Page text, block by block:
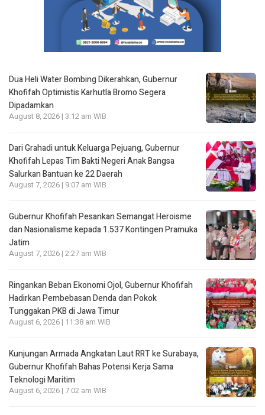
Dua Heli Water Bombing Dikerahkan, Gubernur
Khofifah Optimistis Karhutla Bromo Segera
Dipadamkan
August 8, 2026 | 3:12 am WIB
Dari Grahadi untuk Keluarga Pejuang, Gubernur
Khofifah Lepas Tim Bakti Negeri Anak Bangsa
Salurkan Bantuan ke 22 Daerah
August 7, 2026 | 9:07 am WIB
Gubernur Khofifah Pesankan Semangat Heroisme
dan Nasionalisme kepada 1.537 Kontingen Pramuka
Jatim
August 7, 2026 | 2:27 am WIB
Ringankan Beban Ekonomi Ojol, Gubernur Khofifah
Hadirkan Pembebasan Denda dan Pokok
Tunggakan PKB di Jawa Timur
August 6, 2026 | 11:38 am WIB
Kunjungan Armada Angkatan Laut RRT ke Surabaya,
Gubernur Khofifah Bahas Potensi Kerja Sama
Teknologi Maritim
August 6, 2026 | 7:02 am WIB